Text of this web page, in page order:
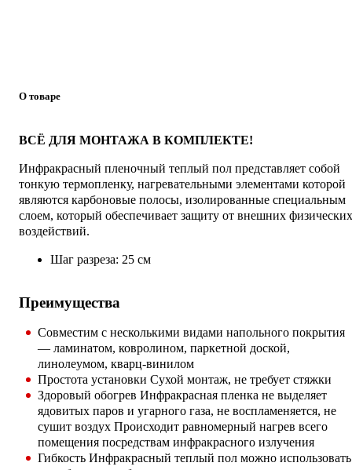
О товаре
ВСЁ ДЛЯ МОНТАЖА В КОМПЛЕКТЕ!
Инфракрасный пленочный теплый пол представляет собой
тонкую термопленку, нагревательными элементами которой
являются карбоновые полосы, изолированные специальным
слоем, который обеспечивает защиту от внешних физических
воздействий.
Шаг разреза: 25 см
Преимущества
Совместим с несколькими видами напольного покрытия
— ламинатом, ковролином, паркетной доской,
линолеумом, кварц-винилом
Простота установки Сухой монтаж, не требует стяжки
Здоровый обогрев Инфракрасная пленка не выделяет
ядовитых паров и угарного газа, не воспламеняется, не
сушит воздух Происходит равномерный нагрев всего
помещения посредствам инфракрасного излучения
Гибкость Инфракрасный теплый пол можно использовать